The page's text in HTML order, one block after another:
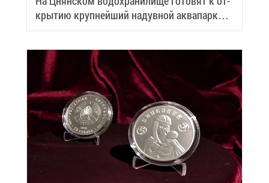
кры­тию круп­ней­ший на­дув­ной ак­ва­парк
Бе­ла­ру­си